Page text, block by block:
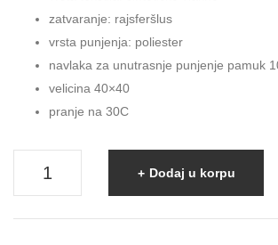
zatvaranje: rajsferšlus
vrsta punjenja: poliester
navlaka za unutrasnje punjenje pamuk
velicina 40×40
pranje na 30C
Dodaj u korpu